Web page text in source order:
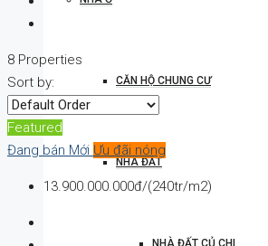
CĂN HỘ CHUNG CƯ
NHÀ ĐẤT
NHÀ ĐẤT CỦ CHI
8 Properties
Sort by:
Featured
Đang bán Mới Ưu đãi nóng
13.900.000.000đ/(240tr/m2)